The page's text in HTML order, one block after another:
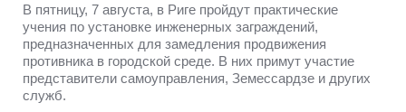
В пятницу, 7 августа, в Риге пройдут практические
учения по установке инженерных заграждений,
предназначенных для замедления продвижения
противника в городской среде. В них примут участие
представители самоуправления, Земессардзе и других
служб.